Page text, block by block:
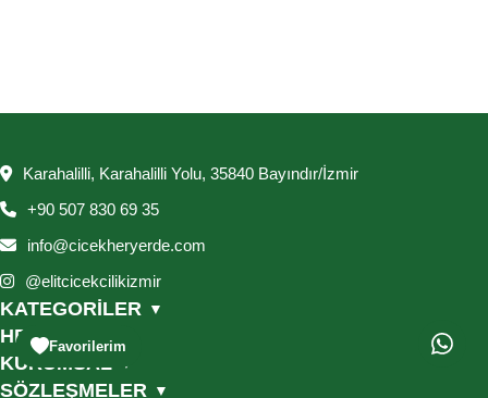
Karahalilli, Karahalilli Yolu, 35840 Bayındır/İzmir
+90 507 830 69 35
info@cicekheryerde.com
@elitcicekcilikizmir
KATEGORİLER ▼
HESABIM
KURUMSAL ▼
SÖZLEŞMELER ▼
Favorilerim